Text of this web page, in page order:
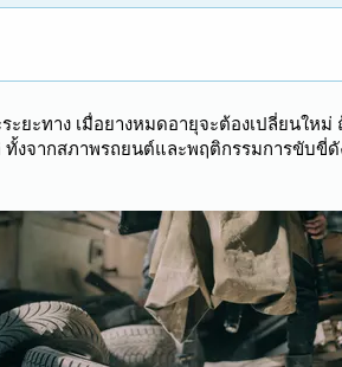
ะยะทาง เมื่อยางหมดอายุจะต้องเปลี่ยนใหม่
ทั้งจากสภาพรถยนต์และพฤติกรรมการขับขี่